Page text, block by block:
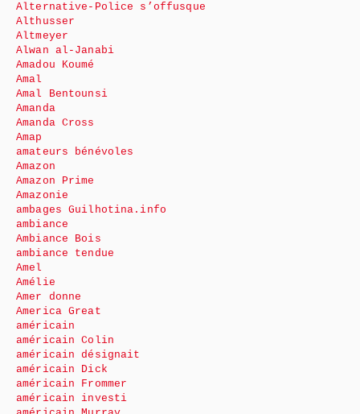
Alternative-Police s’offusque
Althusser
Altmeyer
Alwan al-Janabi
Amadou Koumé
Amal
Amal Bentounsi
Amanda
Amanda Cross
Amap
amateurs bénévoles
Amazon
Amazon Prime
Amazonie
ambages Guilhotina.info
ambiance
Ambiance Bois
ambiance tendue
Amel
Amélie
Amer donne
America Great
américain
américain Colin
américain désignait
américain Dick
américain Frommer
américain investi